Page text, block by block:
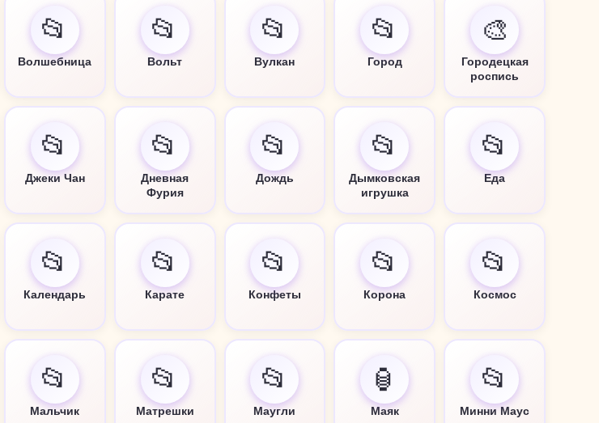
📂
Волшебница
📂
Вольт
📂
Вулкан
📂
Город
🎨
Городецкая
роспись
📂
Джеки Чан
📂
Дневная
Фурия
📂
Дождь
📂
Дымковская
игрушка
📂
Еда
📂
Календарь
📂
Карате
📂
Конфеты
📂
Корона
📂
Космос
📂
Мальчик
📂
Матрешки
📂
Маугли
🏮
Маяк
📂
Минни Маус